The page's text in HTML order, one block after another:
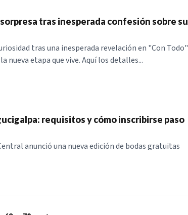
tras inesperada confesión sobre su
tras una inesperada revelación en "Con Todo"
nueva etapa que vive. Aquí los detalles...
requisitos y cómo inscribirse paso
anunció una nueva edición de bodas gratuitas